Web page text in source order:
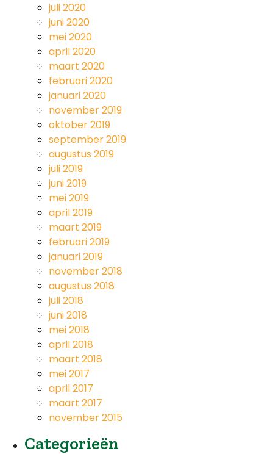
juli 2020
juni 2020
mei 2020
april 2020
maart 2020
februari 2020
januari 2020
november 2019
oktober 2019
september 2019
augustus 2019
juli 2019
juni 2019
mei 2019
april 2019
maart 2019
februari 2019
januari 2019
november 2018
augustus 2018
juli 2018
juni 2018
mei 2018
april 2018
maart 2018
mei 2017
april 2017
maart 2017
november 2015
Categorieën